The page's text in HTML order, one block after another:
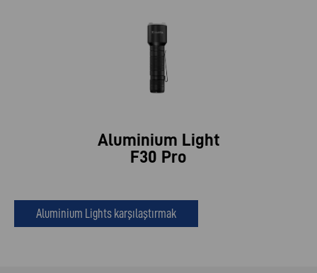
Aluminium Light
F30 Pro
Aluminium Lights karşılaştırmak